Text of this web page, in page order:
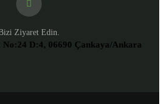
Ziyaret Edin.
No:24 D:4, 06690 Çankaya/Ankara